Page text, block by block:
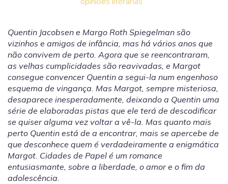
Quentin Jacobsen e Margo Roth Spiegelman são
vizinhos e amigos de infância, mas há vários anos que
não convivem de perto. Agora que se reencontraram,
as velhas cumplicidades são reavivadas, e Margot
consegue convencer Quentin a segui-la num engenhoso
esquema de vingança. Mas Margot, sempre misteriosa,
desaparece inesperadamente, deixando a Quentin uma
série de elaboradas pistas que ele terá de descodificar
se quiser alguma vez voltar a vê-la. Mas quanto mais
perto Quentin está de a encontrar, mais se apercebe de
que desconhece quem é verdadeiramente a enigmática
Margot. Cidades de Papel é um romance
entusiasmante, sobre a liberdade, o amor e o fim da
adolescência.